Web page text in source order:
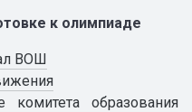
к олимпиаде
ВОШ
образования